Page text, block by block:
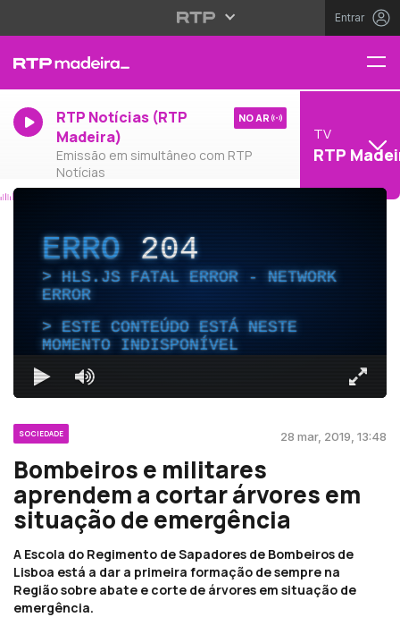
Entrar
RTP Notícias (RTP
Madeira)
Emissão em simultâneo com RTP
Notícias
NO AR
TV
RTP
ERRO204
HLS.JS FATAL ERROR - NETWORK
ERROR
ESTE CONTEÚDO ESTÁ NESTE
MOMENTO INDISPONÍVEL
SOCIEDADE 28 mar, 2019, 13:48
Bombeiros e militares
aprendem a cortar árvores em
situação de emergência
A Escola do Regimento de Sapadores de Bombeiros de
Lisboa está a dar a primeira formação de sempre na
Região sobre abate e corte de árvores em situação de
emergência.